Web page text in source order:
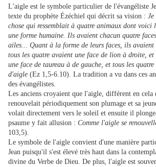
L'aigle est le symbole particulier de l'évangéliste
texte du prophète Ézéchiel qui décrit sa vision : Je
chose qui ressemblait à quatre animaux dont voici
une forme humaine. Ils avaient chacun quatre
ailes... Quant à la forme de leurs faces, ils avaient
tous les quatre avaient une face de lion à droite,
une face de taureau à de gauche, et tous les
d'aigle (Ez 1,5-6.10). La tradition a vu dans ces
des évangélistes.
Les anciens croyaient que l'aigle, différent en cela
renouvelait périodiquement son plumage et sa
volait directement vers le soleil et ensuite il
psaume y fait allusion : Comme l'aigle se
103,5).
Le symbole de l'aigle convient d'une manière
Jean puisqu'il s'est élevé très haut dans la
divine du Verbe de Dieu. De plus, l'aigle est